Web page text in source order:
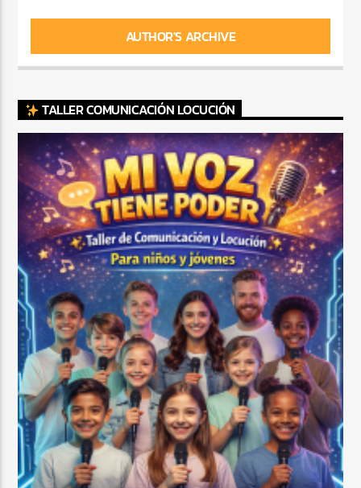
AUTHOR'S ARCHIVE
TALLER COMUNICACIÓN LOCUCIÓN